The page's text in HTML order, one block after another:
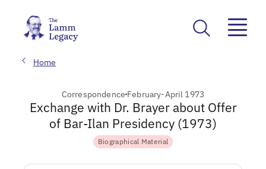
Home
Correspondence February-April 1973
Exchange with Dr. Brayer about Offer
of Bar-Ilan Presidency (1973)
Biographical Material